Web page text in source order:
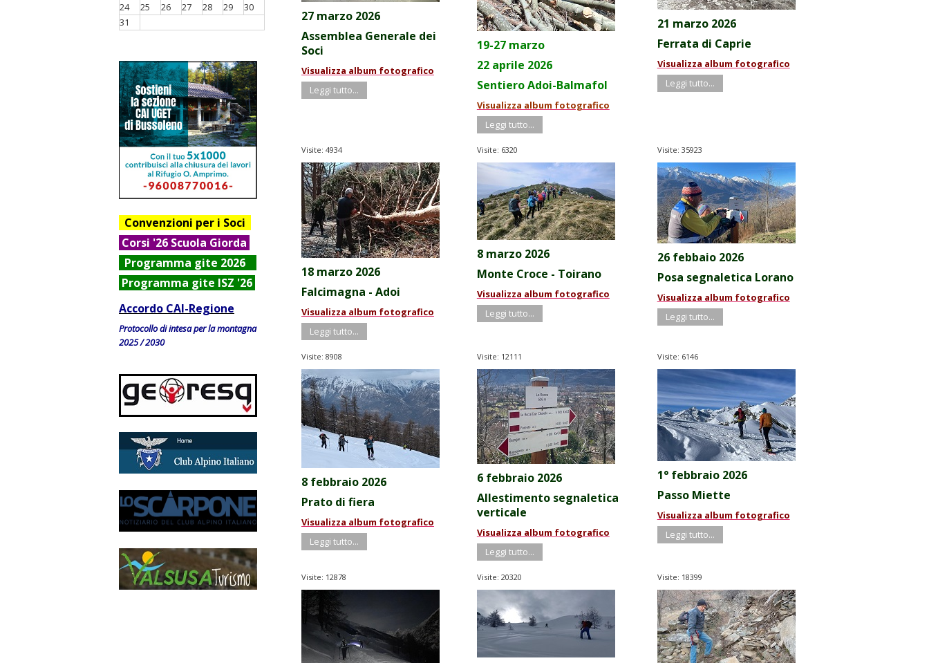
24
25 26 27 28 29
30
31
Convenzioni per i Soci
Corsi '26 Scuola Giorda
Programma gite 2026
Programma gite ISZ '26
Accordo CAI-Regione
Protocollo di intesa per la montagna
2025 / 2030
27 marzo 2026
Assemblea Generale dei
Soci
Visualizza album fotografico
Leggi tutto...
19-27 marzo
22 aprile 2026
Sentiero Adoi-Balmafol
Visualizza album fotografico
Leggi tutto...
21 marzo 2026
Ferrata di Caprie
Visualizza album fotografico
Leggi tutto...
Visite: 4934
18 marzo 2026
Falcimagna - Adoi
Visualizza album fotografico
Leggi tutto...
Visite: 6320
8 marzo 2026
Monte Croce - Toirano
Visualizza album fotografico
Leggi tutto...
Visite: 35923
26 febbaio 2026
Posa segnaletica Lorano
Visualizza album fotografico
Leggi tutto...
Visite: 8908
8 febbraio 2026
Prato di fiera
Visualizza album fotografico
Leggi tutto...
Visite: 12111
6 febbraio 2026
Allestimento segnaletica
verticale
Visualizza album fotografico
Leggi tutto...
Visite: 6146
1° febbraio 2026
Passo Miette
Visualizza album fotografico
Leggi tutto...
Visite: 12878 Visite: 20320 Visite: 18399